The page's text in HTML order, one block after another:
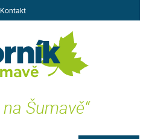
Kontakt
na Šumavě“